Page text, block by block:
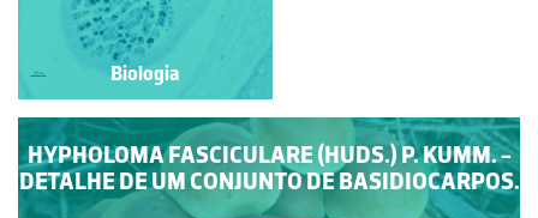
Biologia
HYPHOLOMA FASCICULARE (HUDS.) P. KUMM. -
DETALHE DE UM CONJUNTO DE BASIDIOCARPOS.
Biologia